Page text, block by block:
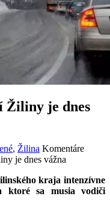
Žiliny je dnes
, Žilina Komentáre
je dnes vážna
kraja intenzívne
ktoré sa musia vodiči